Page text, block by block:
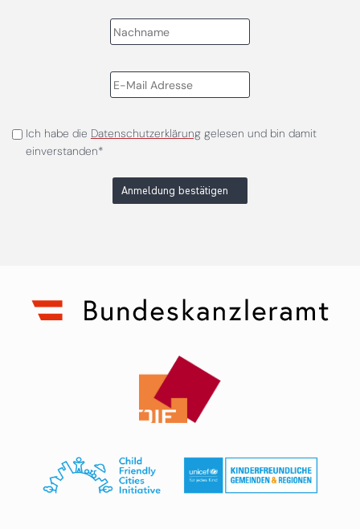
Ich habe die Datenschutzerklärunggelesen und bin damit
einverstanden*
Anmeldung bestätigen